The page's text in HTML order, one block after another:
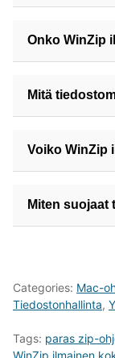
auttaa
Onko WinZip
edellyttää
Mitä
monia muita
Voiko WinZip
palveluista
Miten suojaat
Categories: Mac-
Tiedostonhallinta,
Tags: paras zip-
WinZip ilmainen